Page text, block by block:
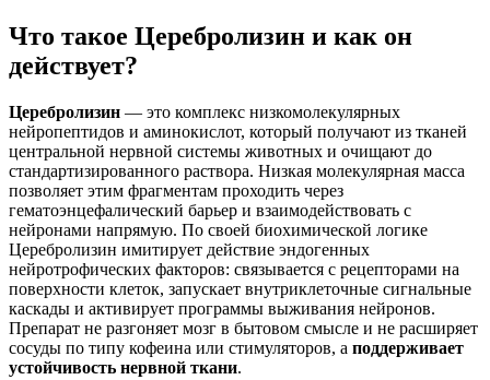
Что такое Церебролизин и как он
действует?
Церебролизин — это комплекс низкомолекулярных
нейропептидов и аминокислот, который получают из тканей
центральной нервной системы животных и очищают до
стандартизированного раствора. Низкая молекулярная масса
позволяет этим фрагментам проходить через
гематоэнцефалический барьер и взаимодействовать с
нейронами напрямую. По своей биохимической логике
Церебролизин имитирует действие эндогенных
нейротрофических факторов: связывается с рецепторами на
поверхности клеток, запускает внутриклеточные сигнальные
каскады и активирует программы выживания нейронов.
Препарат не разгоняет мозг в бытовом смысле и не расширяет
сосуды по типу кофеина или стимуляторов, а поддерживает
устойчивость нервной ткани.